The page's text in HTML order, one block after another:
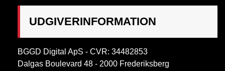
UDGIVERINFORMATION
BGGD Digital ApS - CVR: 34482853
Dalgas Boulevard 48 - 2000 Frederiksberg